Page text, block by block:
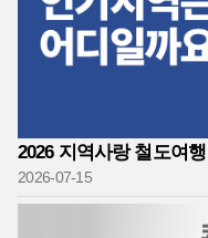
2026 지역사랑 철도여
2026-07-15